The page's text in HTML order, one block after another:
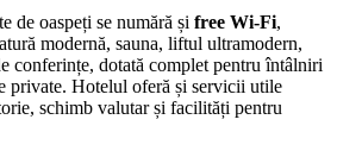
de oaspeți se numără și free Wi‑Fi,
modernă, sauna, liftul ultramodern,
conferințe, dotată complet pentru întâlniri
private. Hotelul oferă și servicii utile
schimb valutar și facilități pentru